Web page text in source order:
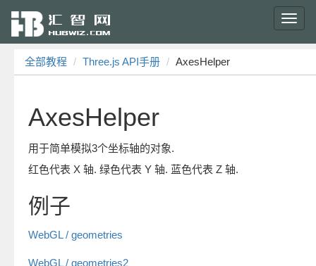
全部教程 Three.js API手册 AxesHelper
AxesHelper
用于简单模拟3个坐标轴的对象.
红色代表 X 轴. 绿色代表 Y 轴. 蓝色代表 Z 轴.
例子
WebGL / geometries
WebGL / geometries2